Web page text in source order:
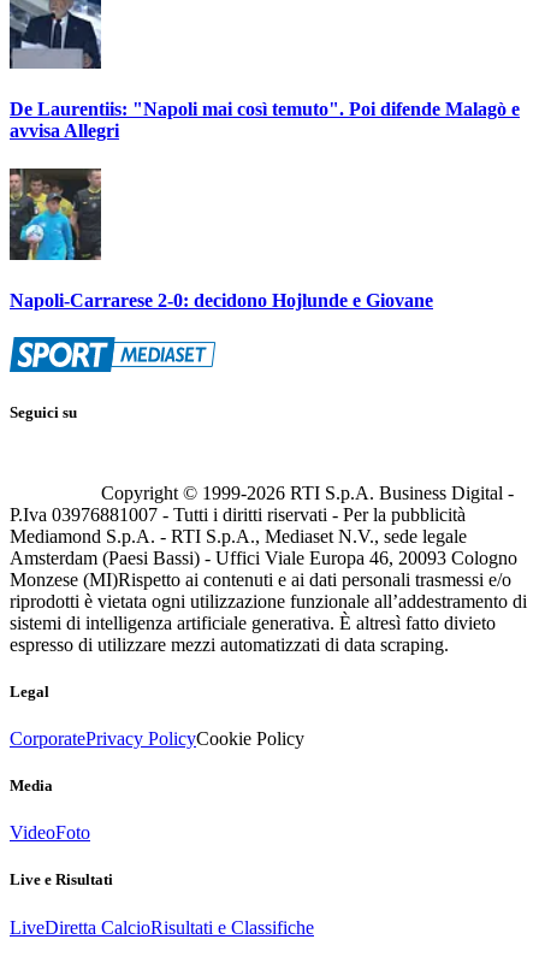
De Laurentiis: "Napoli mai così temuto". Poi difende Malagò e
avvisa Allegri
Napoli-Carrarese 2-0: decidono Hojlunde e Giovane
Seguici su
Copyright © 1999-2026 RTI S.p.A. Business Digital -
P.Iva 03976881007 - Tutti i diritti riservati - Per la pubblicità
Mediamond S.p.A. - RTI S.p.A., Mediaset N.V., sede legale
Amsterdam (Paesi Bassi) - Uffici Viale Europa 46, 20093 Cologno
Monzese (MI)Rispetto ai contenuti e ai dati personali trasmessi e/o
riprodotti è vietata ogni utilizzazione funzionale all’addestramento di
sistemi di intelligenza artificiale generativa. È altresì fatto divieto
espresso di utilizzare mezzi automatizzati di data scraping.
Legal
CorporatePrivacy PolicyCookie Policy
Media
VideoFoto
Live e Risultati
LiveDiretta CalcioRisultati e Classifiche